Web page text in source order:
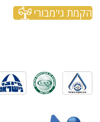
הקמת גי'מבורי